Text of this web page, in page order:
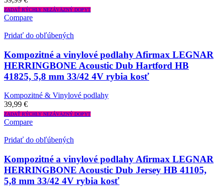
ZADAŤ RÝCHLY NEZÁVÄZNÝ DOPYT
Compare
Pridať do obľúbených
Kompozitné a vinylové podlahy Afirmax LEGNAR
HERRINGBONE Acoustic Dub Hartford HB
41825, 5,8 mm 33/42 4V rybia kosť
Kompozitné & Vinylové podlahy
39,99 €
ZADAŤ RÝCHLY NEZÁVÄZNÝ DOPYT
Compare
Pridať do obľúbených
Kompozitné a vinylové podlahy Afirmax LEGNAR
HERRINGBONE Acoustic Dub Jersey HB 41105,
5,8 mm 33/42 4V rybia kosť